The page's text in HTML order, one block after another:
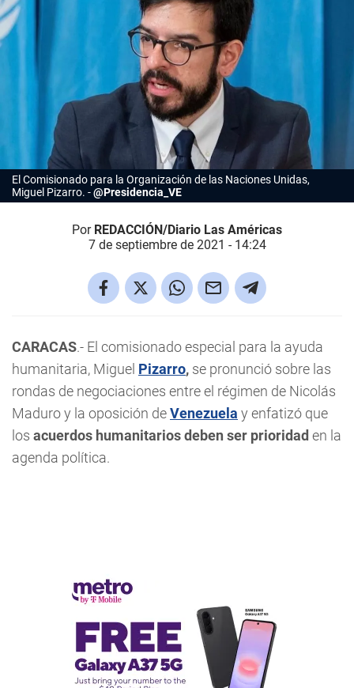
El Comisionado para la Organización de las Naciones Unidas,
Miguel Pizarro.
@Presidencia_VE
Por REDACCIÓN/Diario Las Américas
7 de septiembre de 2021 - 14:24
CARACAS.- El comisionado especial para la ayuda
humanitaria, Miguel Pizarro, se pronunció sobre las
rondas de negociaciones entre el régimen de Nicolás
Maduro y la oposición deVenezuela y enfatizó que
los acuerdos humanitarios deben ser prioridad en la
agenda política.